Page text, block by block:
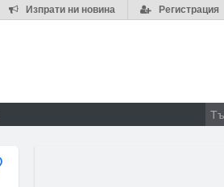
Регистрация
Изпрати ни новина